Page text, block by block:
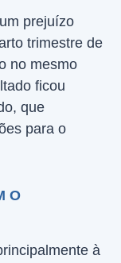
prejuízo
trimestre de
no mesmo
ficou
que
para o
O
à